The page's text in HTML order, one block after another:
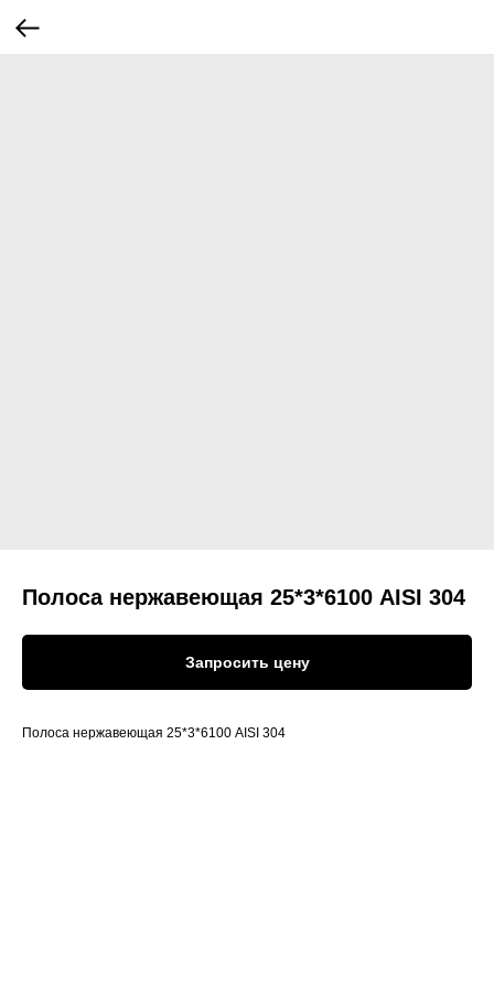
Полоса нержавеющая 25*3*6100 AISI 304
Запросить цену
Полоса нержавеющая 25*3*6100 AISI 304